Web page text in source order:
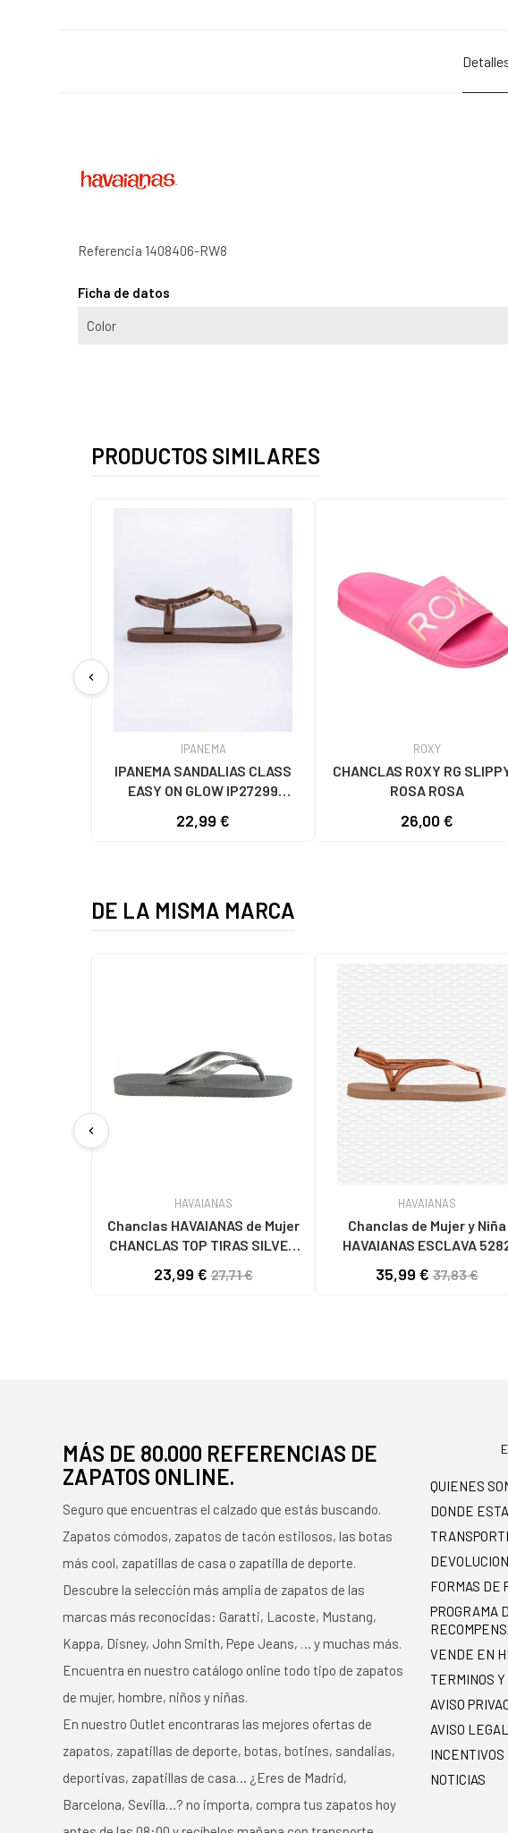
Referencia 1408406-RW8
Ficha de datos
Color
PRODUCTOS SIMILARES
chevron_left
IPANEMA
IPANEMA SANDALIAS CLASS
EASY ON GLOW IP27299
22,99 €
ROXY
CHANCLAS ROXY RG
ROSA ROSA
26,00 €
DE LA MISMA MARCA
chevron_left
HAVAIANAS
Chanclas HAVAIANAS de Mujer
CHANCLAS TOP TIRAS SILVER
23,99 €27,71 €
HAVAIANAS
Chanclas de Mujer y Niña
HAVAIANAS ESCLAVA
COLORES
35,99 €37,83 €
MÁS DE 80.000 REFERENCIAS DE
ZAPATOS ONLINE.
Seguro que encuentras el calzado que estás buscando.
Zapatos cómodos, zapatos de tacón estilosos, las botas
más cool, zapatillas de casa o zapatilla de deporte.
Descubre la selección más amplia de zapatos de las
marcas más reconocidas: Garatti, Lacoste, Mustang,
Kappa, Disney, John Smith, Pepe Jeans, … y muchas más.
Encuentra en nuestro catálogo online todo tipo de zapatos
de mujer, hombre, niños y niñas.
En nuestro Outlet encontraras las mejores ofertas de
zapatos, zapatillas de deporte, botas, botines, sandalias,
deportivas, zapatillas de casa… ¿Eres de Madrid,
Barcelona, Sevilla…? no importa, compra tus zapatos hoy
QUIENES
DONDE
FORMAS DE
PROGRAMA
VENDE EN
TERMINOS Y
AVISO
AVISO LEGAL
NOTICIAS